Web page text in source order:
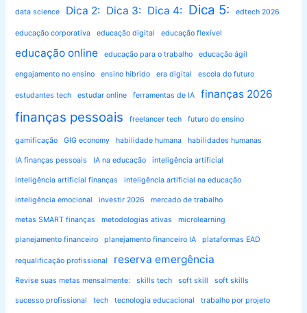
data science Dica 2: Dica 3: Dica 4: Dica 5: edtech 2026
educação corporativa educação digital educação flexível
educação online educação para o trabalho educação ágil
engajamento no ensino ensino híbrido era digital escola do futuro
estudantes tech estudar online ferramentas de IA finanças 2026
finanças pessoais freelancer tech futuro do ensino
gamificação GIG economy habilidade humana habilidades humanas
IA finanças pessoais IA na educação inteligência artificial
inteligência artificial finanças inteligência artificial na educação
inteligência emocional investir 2026 mercado de trabalho
metas SMART finanças metodologias ativas microlearning
planejamento financeiro planejamento financeiro IA plataformas EAD
requalificação profissional reserva emergência
Revise suas metas mensalmente: skills tech soft skill soft skills
sucesso profissional tech tecnologia educacional trabalho por projeto